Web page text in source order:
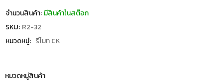
หมวดหมู่สินค้า
จำนวนสินค้า: มีสินค้าในสต๊อก
SKU: R2-32
หมวดหมู่: รีโมท CK